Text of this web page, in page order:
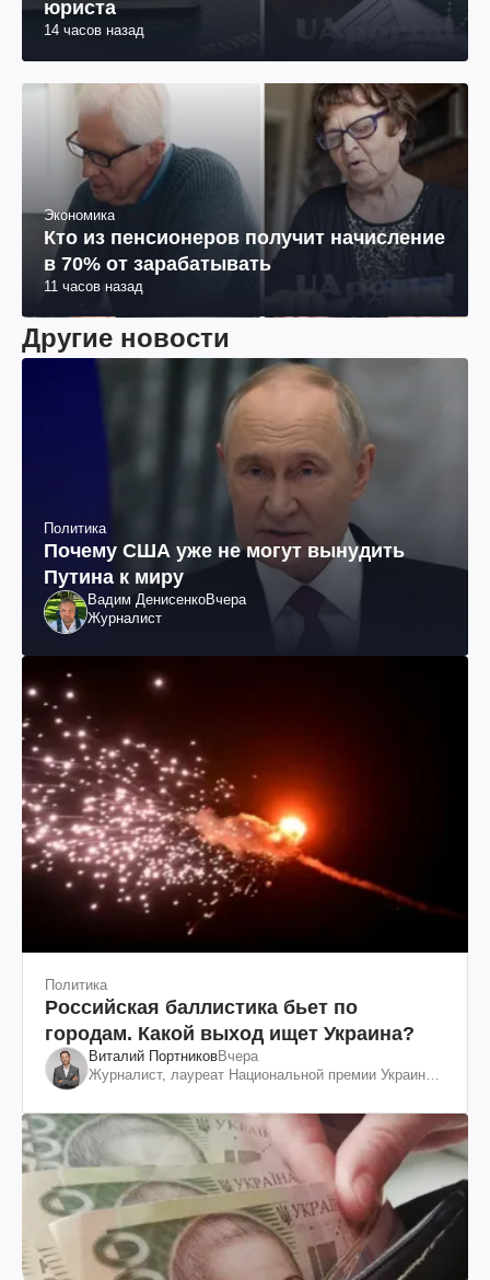
юриста
14 часов назад
Экономика
Кто из пенсионеров получит начисление
в 70% от зарабатывать
11 часов назад
Другие новости
Политика
Почему США уже не могут вынудить
Путина к миру
Вадим ДенисенкоВчера
Журналист
Политика
Российская баллистика бьет по
городам. Какой выход ищет Украина?
Виталий ПортниковВчера
Журналист, лауреат Национальной премии Украины